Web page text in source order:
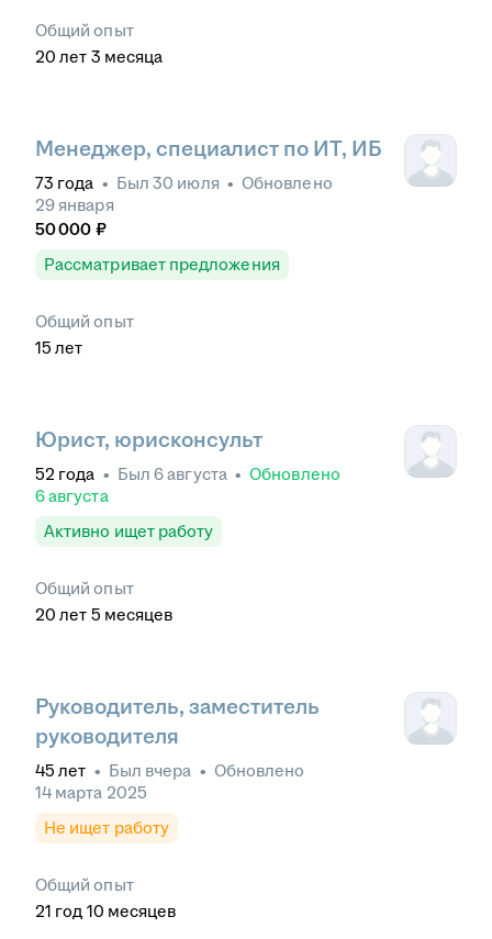
Общий опыт
20 лет 3 месяца
Менеджер, специалист по ИТ, ИБ
73 года • Был 30 июля • Обновлено
29 января
50 000 ₽
Рассматривает предложения
Общий опыт
15 лет
Юрист, юрисконсульт
52 года • Был 6 августа • Обновлено
6 августа
Активно ищет работу
Общий опыт
20 лет 5 месяцев
Руководитель, заместитель
руководителя
45 лет • Был вчера • Обновлено
14 марта 2025
Не ищет работу
Общий опыт
21 год 10 месяцев